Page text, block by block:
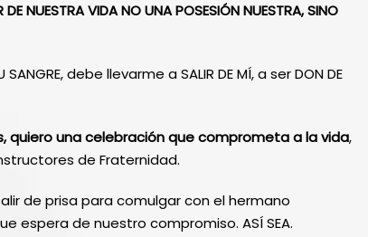
NUESTRA VIDA NO UNA POSESIÓN NUESTRA, SINO
SANGRE, debe llevarme a SALIR DE MÍ, a ser DON DE
quiero una celebración que comprometa a la vida,
de Fraternidad.
de prisa para comulgar con el hermano
espera de nuestro compromiso. ASÍ SEA.